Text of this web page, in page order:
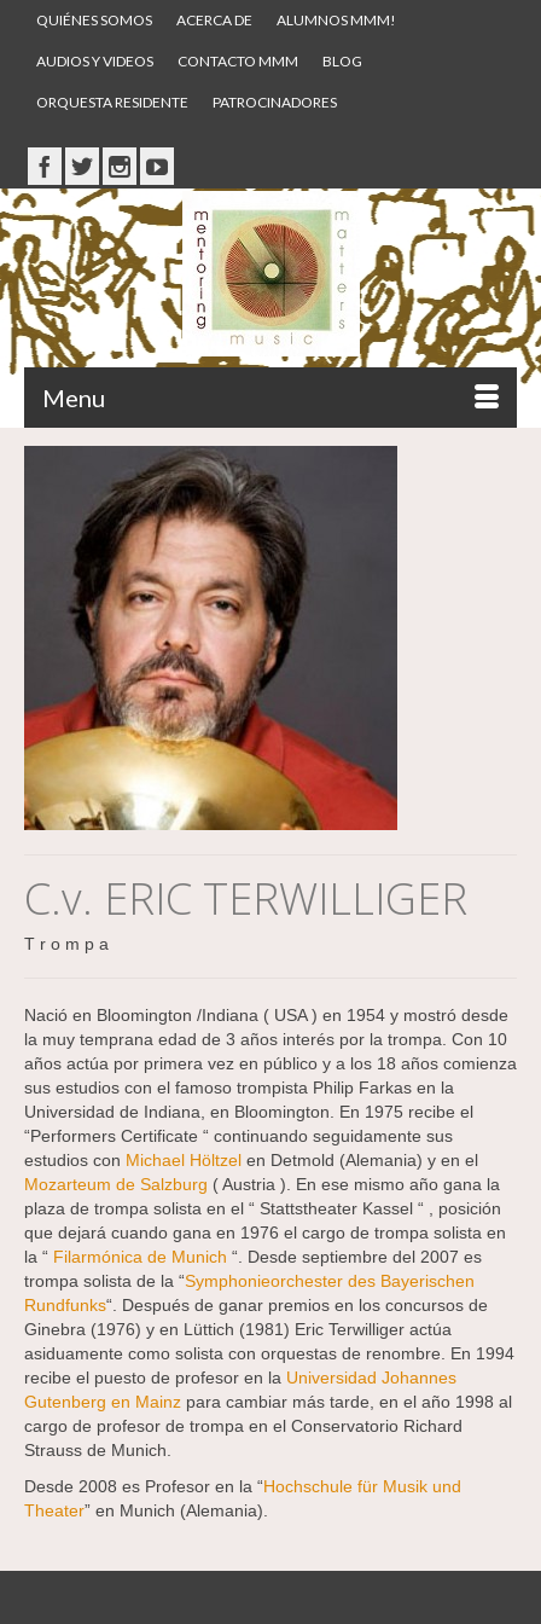
QUIÉNES SOMOS ACERCA DE ALUMNOS MMM!
AUDIOS Y VIDEOS CONTACTO MMM BLOG
ORQUESTA RESIDENTE PATROCINADORES
Menu
C.v. ERIC TERWILLIGER
T r o m p a
Nació en Bloomington /Indiana ( USA ) en 1954 y mostró desde
la muy temprana edad de 3 años interés por la trompa. Con 10
años actúa por primera vez en público y a los 18 años comienza
sus estudios con el famoso trompista Philip Farkas en la
Universidad de Indiana, en Bloomington. En 1975 recibe el
“Performers Certificate “ continuando seguidamente sus
estudios con Michael Höltzel en Detmold (Alemania) y en el
Mozarteum de Salzburg ( Austria ). En ese mismo año gana la
plaza de trompa solista en el “ Stattstheater Kassel “ , posición
que dejará cuando gana en 1976 el cargo de trompa solista en
la “ Filarmónica de Munich “. Desde septiembre del 2007 es
trompa solista de la “Symphonieorchester des Bayerischen
Rundfunks“. Después de ganar premios en los concursos de
Ginebra (1976) y en Lüttich (1981) Eric Terwilliger actúa
asiduamente como solista con orquestas de renombre. En 1994
recibe el puesto de profesor en la Universidad Johannes
Gutenberg en Mainz para cambiar más tarde, en el año 1998 al
cargo de profesor de trompa en el Conservatorio Richard
Strauss de Munich.
Desde 2008 es Profesor en la “Hochschule für Musik und
Theater” en Munich (Alemania).